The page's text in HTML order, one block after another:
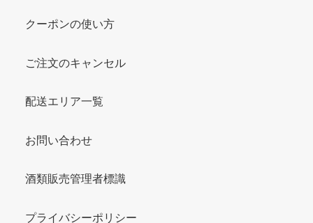
クーポンの使い方
ご注文のキャンセル
配送エリア一覧
お問い合わせ
酒類販売管理者標識
プライバシーポリシー